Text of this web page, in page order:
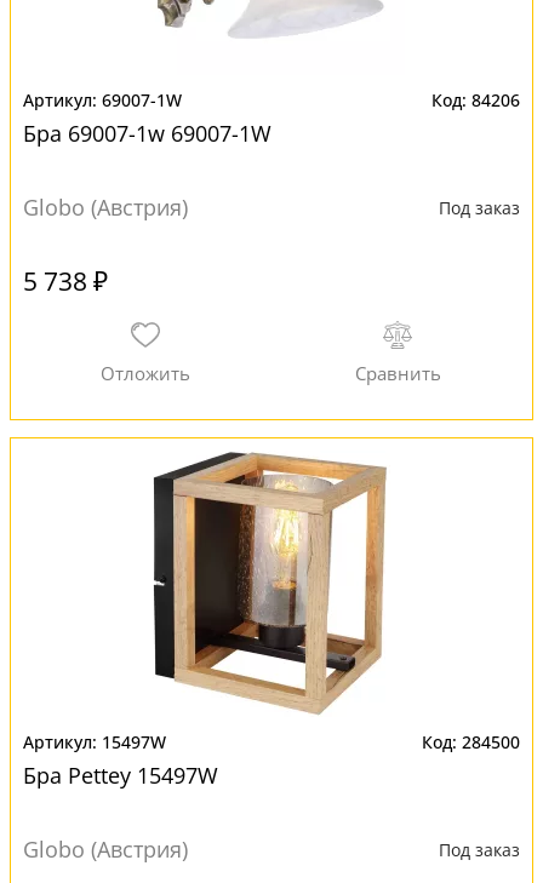
69007-1W 84206
Бра 69007-1w 69007-1W
Globo (Австрия) Под заказ
5 738 ₽
15497W 284500
Бра Pettey 15497W
Globo (Австрия) Под заказ